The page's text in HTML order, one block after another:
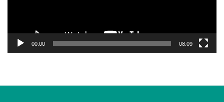
00:00 08:09